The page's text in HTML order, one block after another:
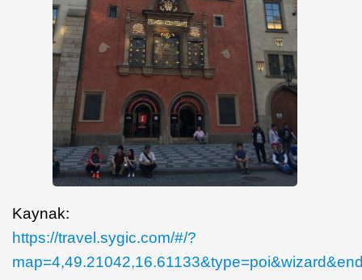
Kaynak:
https://travel.sygic.com/#/?